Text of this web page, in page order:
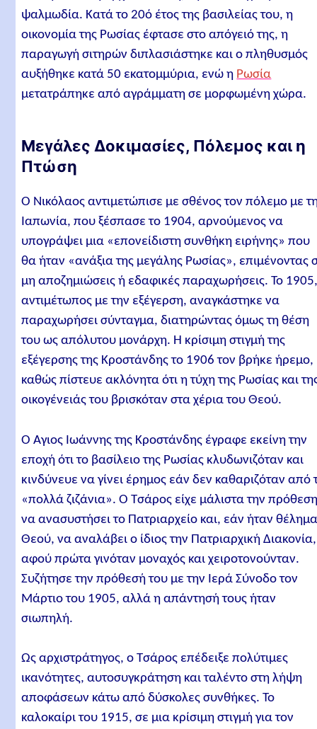
ψαλμωδία. Κατά το 20ό έτος της βασιλείας του, η
οικονομία της Ρωσίας έφτασε στο απόγειό της, η
παραγωγή σιτηρών διπλασιάστηκε και ο πληθυσμός
αυξήθηκε κατά 50 εκατομμύρια, ενώ η Ρωσία
μετατράπηκε από αγράμματη σε μορφωμένη χώρα.
Μεγάλες Δοκιμασίες, Πόλεμος και η
Πτώση
Ο Νικόλαος αντιμετώπισε με σθένος τον πόλεμο με
Ιαπωνία, που ξέσπασε το 1904, αρνούμενος να
υπογράψει μια «επονείδιστη συνθήκη ειρήνης» που
θα ήταν «ανάξια της μεγάλης Ρωσίας», επιμένοντας
μη αποζημιώσεις ή εδαφικές παραχωρήσεις. Το
αντιμέτωπος με την εξέγερση, αναγκάστηκε να
παραχωρήσει σύνταγμα, διατηρώντας όμως τη θέση
του ως απόλυτου μονάρχη. Η κρίσιμη στιγμή της
εξέγερσης της Κροστάνδης το 1906 τον βρήκε ήρεμο,
καθώς πίστευε ακλόνητα ότι η τύχη της Ρωσίας και
οικογένειάς του βρισκόταν στα χέρια του Θεού.
Ο Άγιος Ιωάννης της Κροστάνδης έγραφε εκείνη την
εποχή ότι το βασίλειο της Ρωσίας κλυδωνιζόταν και
κινδύνευε να γίνει έρημος εάν δεν καθαριζόταν από
«πολλά ζιζάνια». Ο Τσάρος είχε μάλιστα την
να ανασυστήσει το Πατριαρχείο και, εάν ήταν
Θεού, να αναλάβει ο ίδιος την Πατριαρχική Διακονία,
αφού πρώτα γινόταν μοναχός και χειροτονούνταν.
Συζήτησε την πρόθεσή του με την Ιερά Σύνοδο τον
Μάρτιο του 1905, αλλά η απάντησή τους ήταν
σιωπηλή.
Ως αρχιστράτηγος, ο Τσάρος επέδειξε πολύτιμες
ικανότητες, αυτοσυγκράτηση και ταλέντο στη λήψη
αποφάσεων κάτω από δύσκολες συνθήκες. Το
καλοκαίρι του 1915, σε μια κρίσιμη στιγμή για τον